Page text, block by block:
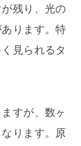
残り、光の
ります。特
見られるタ
すが、数ヶ
ります。原